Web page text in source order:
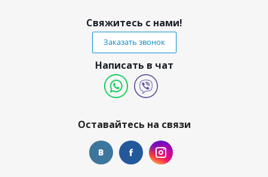
Свяжитесь с нами!
Заказать звонок
Написать в чат
Оставайтесь на связи